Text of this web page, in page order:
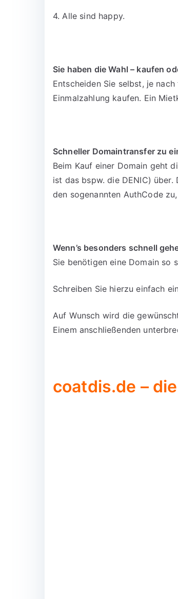
4. Alle sind happy.
Sie haben die Wahl – kaufen
Entscheiden Sie selbst, je
Einmalzahlung kaufen. Ein
Schneller Domaintransfer zu
Beim Kauf einer Domain geht
ist das bspw. die DENIC)
den sogenannten AuthCode
Wenn’s besonders schnell
Sie benötigen eine Domain so
Schreiben Sie hierzu einfach
Auf Wunsch wird die
Einem anschließenden
coatdis.de –